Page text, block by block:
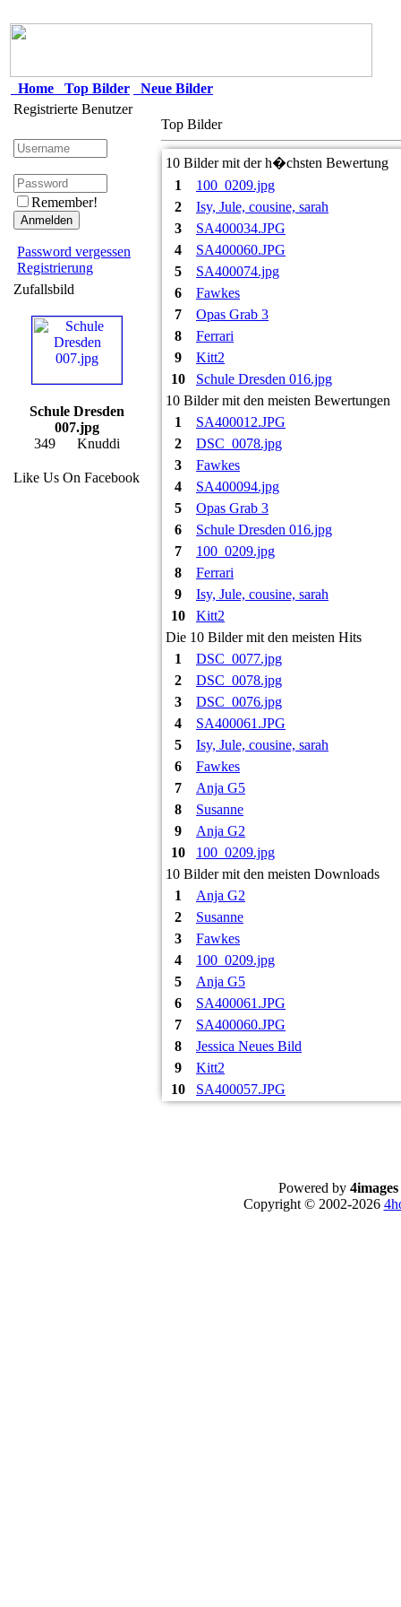
Home Top Bilder
Neue Bilder
Registrierte Benutzer
Remember!
Password vergessen
Registrierung
Zufallsbild
Schule Dresden
007.jpg
349 Knuddi
Like Us On Facebook
Top Bilder
10 Bilder mit der h�chsten Bewertung
1
100_0209.jpg
2
Isy, Jule, cousine, sarah
3
SA400034.JPG
4
SA400060.JPG
5
SA400074.jpg
6
Fawkes
7
Opas Grab 3
8
Ferrari
9
Kitt2
10
Schule Dresden 016.jpg
10 Bilder mit den meisten Bewertungen
1
SA400012.JPG
2
DSC_0078.jpg
3
Fawkes
4
SA400094.jpg
5
Opas Grab 3
6
Schule Dresden 016.jpg
7
100_0209.jpg
8
Ferrari
9
Isy, Jule, cousine, sarah
10
Kitt2
Die 10 Bilder mit den meisten Hits
1
DSC_0077.jpg
2
DSC_0078.jpg
3
DSC_0076.jpg
4
SA400061.JPG
5
Isy, Jule, cousine, sarah
6
Fawkes
7
Anja G5
8
Susanne
9
Anja G2
10
100_0209.jpg
10 Bilder mit den meisten Downloads
1
Anja G2
2
Susanne
3
Fawkes
4
100_0209.jpg
5
Anja G5
6
SA400061.JPG
7
SA400060.JPG
8
Jessica Neues Bild
9
Kitt2
10
SA400057.JPG
Powered by 4images
Copyright © 2002-2026